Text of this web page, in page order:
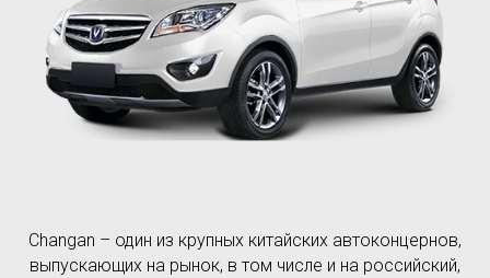
Changan – один из крупных китайских автоконцернов,
выпускающих на рынок, в том числе и на российский,